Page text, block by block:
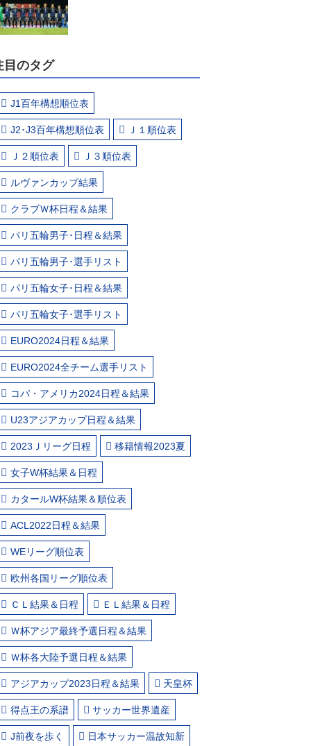
目のタグ
J1百年構想順位表
J2･J3百年構想順位表 Ｊ１順位表
Ｊ２順位表 Ｊ３順位表
ルヴァンカップ結果
クラブＷ杯日程＆結果
パリ五輪男子･日程＆結果
パリ五輪男子･選手リスト
パリ五輪女子･日程＆結果
パリ五輪女子･選手リスト
EURO2024日程＆結果
EURO2024全チーム選手リスト
コパ・アメリカ2024日程＆結果
U23アジアカップ日程＆結果
2023Ｊリーグ日程 移籍情報2023夏
女子W杯結果＆日程
カタールW杯結果＆順位表
ACL2022日程＆結果
WEリーグ順位表
欧州各国リーグ順位表
ＣＬ結果＆日程 ＥＬ結果＆日程
Ｗ杯アジア最終予選日程＆結果
Ｗ杯各大陸予選日程＆結果
アジアカップ2023日程＆結果 天皇杯
得点王の系譜 サッカー世界遺産
J前夜を歩く 日本サッカー温故知新